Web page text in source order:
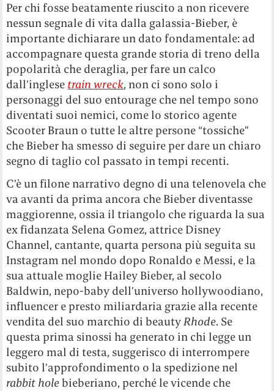
Per chi fosse beatamente riuscito a non ricevere
nessun segnale di vita dalla galassia-Bieber, è
importante dichiarare un dato fondamentale: ad
accompagnare questa grande storia di treno della
popolarità che deraglia, per fare un calco
dall’inglese train wreck, non ci sono solo i
personaggi del suo entourage che nel tempo sono
diventati suoi nemici, come lo storico agente
Scooter Braun o tutte le altre persone “tossiche”
che Bieber ha smesso di seguire per dare un chiaro
segno di taglio col passato in tempi recenti.
C’è un filone narrativo degno di una telenovela che
va avanti da prima ancora che Bieber diventasse
maggiorenne, ossia il triangolo che riguarda la sua
ex fidanzata Selena Gomez, attrice Disney
Channel, cantante, quarta persona più seguita su
Instagram nel mondo dopo Ronaldo e Messi, e la
sua attuale moglie Hailey Bieber, al secolo
Baldwin, nepo-baby dell’universo hollywoodiano,
influencer e presto miliardaria grazie alla recente
vendita del suo marchio di beautyRhode. Se
questa prima sinossi ha generato in chi legge un
leggero mal di testa, suggerisco di interrompere
subito l’approfondimento o la spedizione nel
rabbit holebieberiano, perché le vicende che